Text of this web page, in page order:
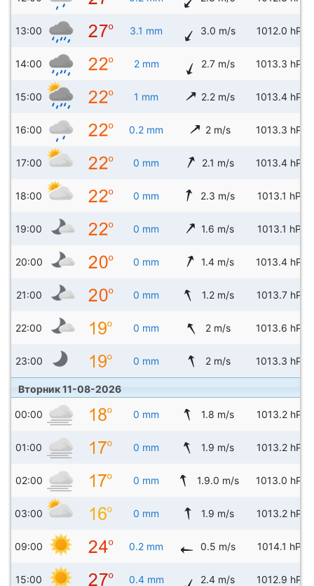
13:00 3.1 mm 3.0 m/s 1012.0 hPa
14:00 2 mm 2.7 m/s 1013.3 hPa
15:00 1 mm 2.2 m/s 1013.4 hPa
16:00 0.2 mm 2 m/s 1013.3 hPa
17:00 0 mm 2.1 m/s 1013.4 hPa
18:00 0 mm 2.3 m/s 1013.1 hPa
19:00 0 mm 1.6 m/s 1013.1 hPa
20:00 0 mm 1.4 m/s 1013.4 hPa
21:00 0 mm 1.2 m/s 1013.7 hPa
22:00 0 mm 2 m/s 1013.6 hPa
23:00 0 mm 2 m/s 1013.3 hPa
Вторник 11-08-2026
00:00 0 mm 1.8 m/s 1013.2 hPa
01:00 0 mm 1.9 m/s 1013.2 hPa
02:00 0 mm 1.9.0 m/s 1013.0 hPa
03:00 0 mm 1.9 m/s 1013.2 hPa
09:00 0.2 mm 0.5 m/s 1014.1 hPa
15:00 0.4 mm 2.4 m/s 1012.9 hPa